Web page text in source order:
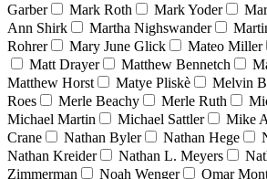
Garber
Mark Roth Mark Yoder
Ann Shirk
Martha Nighswander
Rohrer
Mary June Glick Mateo Miller
Matt Drayer
Matthew Bennetch
Matthew Horst
Matye Pliskè Melvin
Roes
Merle Beachy Merle Ruth
Michael Martin
Michael Sattler Mike
Crane
Nathan Byler Nathan Hege
Nathan Kreider
Nathan L. Meyers
Zimmerman
Noah Wenger Omar